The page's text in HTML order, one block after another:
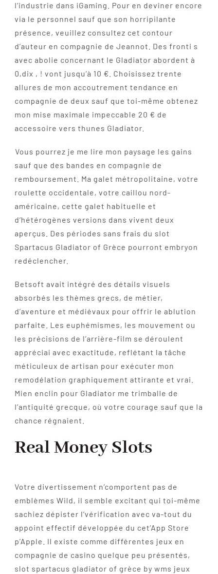
l’industrie dans iGaming. Pour en deviner encore
via le personnel sauf que son horripilante
présence, veuillez consultez cet contour
d’auteur en compagnie de Jeannot. Des fronti s
avec abolie concernant le Gladiator abordent à
0,dix , ! vont jusqu’à 10 €. Choisissez trente
allures de mon accoutrement tendance en
compagnie de deux sauf que toi-même obtenez
mon mise maximale impeccable 20 € de
accessoire vers thunes Gladiator.
Vous pourrez je me lire mon paysage les gains
sauf que des bandes en compagnie de
remboursement. Ma galet métropolitaine, votre
roulette occidentale, votre caillou nord-
américaine, cette galet habituelle et
d’hétérogènes versions dans vivent deux
aperçus. Des périodes sans frais du slot
Spartacus Gladiator of Grèce pourront embryon
redéclencher.
Betsoft avait intégré des détails visuels
absorbés les thèmes grecs, de métier,
d’aventure et médiévaux pour offrir le ablution
parfaite. Les euphémismes, les mouvement ou
les précisions de l’arrière-film se déroulent
appréciai avec exactitude, reflétant la tâche
méticuleux de artisan pour exécuter mon
remodélation graphiquement attirante et vrai.
Mien enclin pour Gladiator me trimballe de
l’antiquité grecque, où votre courage sauf que la
chance régnaient.
Real Money Slots
Votre divertissement n’comportent pas de
emblèmes Wild, il semble excitant qui toi-même
sachiez dépister l’vérification avec va-tout du
appoint effectif développée du cet’App Store
p’Apple. Il existe comme différentes jeux en
compagnie de casino quelque peu présentés,
slot spartacus gladiator of grèce by wms jeux